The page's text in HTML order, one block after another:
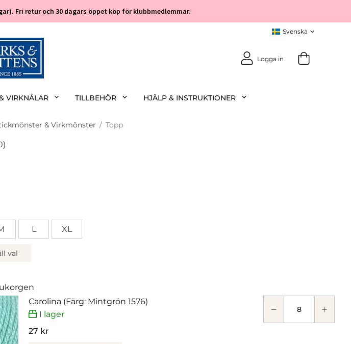
Fri retur och 30 dagars öppet köp för klubbmedlemmar.
Logga in
VIRKNÅLAR TILLBEHÖR HJÄLP & INSTRUKTIONER
& Virkmönster / Topp
L XL
val
Carolina (Färg: Mintgrön 1576)
I lager
27 kr